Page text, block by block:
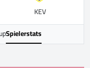
KEV
Spielerstats